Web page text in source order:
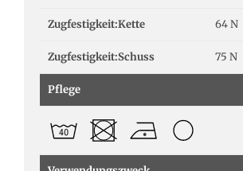
Zugfestigkeit:Kette 64 N
Zugfestigkeit:Schuss 75 N
Pflege